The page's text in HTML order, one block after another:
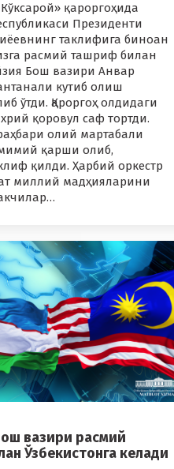
қароргоҳида
Президенти
таклифига биноан
расмий ташриф билан
Бош вазири Анвар
кутиб олиш
ўтди. Қароргоҳ олдидаги
қоровул саф тортди.
олий мартабали
қарши олиб,
қилди. Ҳарбий оркестр
миллий мадҳияларини
вазири расмий
Ўзбекистонга келади